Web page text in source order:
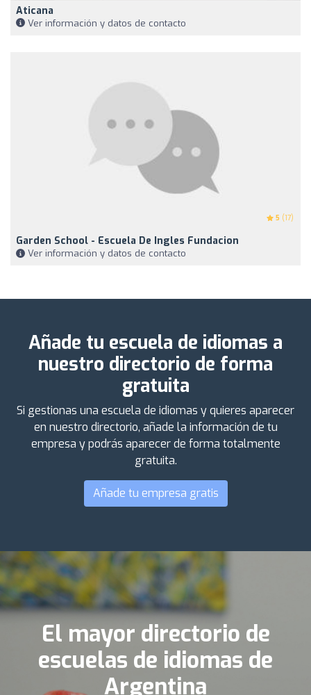
Aticana
Ver información y datos de contacto
5 (17)
Garden School - Escuela De Ingles Fundacion
Ver información y datos de contacto
Añade tu escuela de idiomas a
nuestro directorio de forma
gratuita
Si gestionas una escuela de idiomas y quieres aparecer
en nuestro directorio, añade la información de tu
empresa y podrás aparecer de forma totalmente
gratuita.
Añade tu empresa gratis
El mayor directorio de
escuelas de idiomas de
Argentina